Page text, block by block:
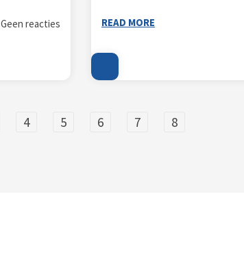
Geen reacties READ MORE
4 5 6 7 8